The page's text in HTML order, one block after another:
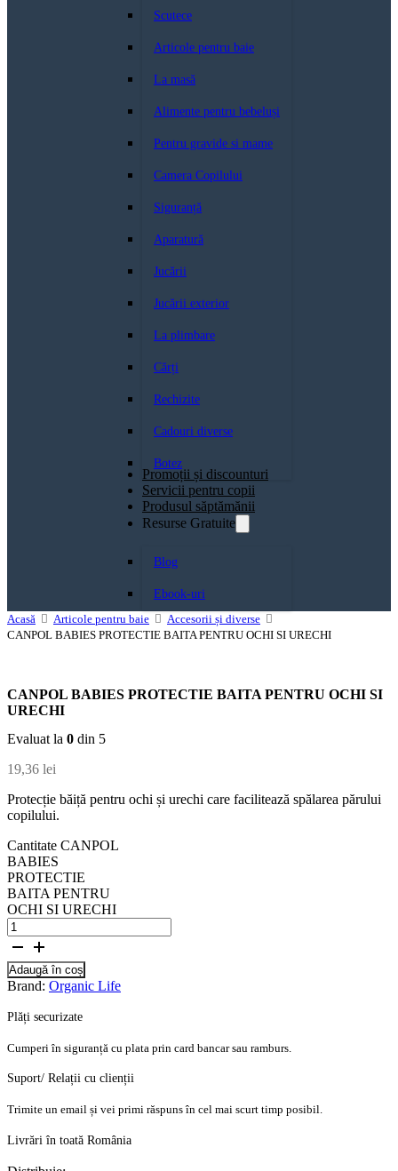
Scutece
Articole pentru baie
La masă
Alimente pentru bebeluși
Pentru gravide si mame
Camera Copilului
Siguranță
Aparatură
Jucării
Jucării exterior
La plimbare
Cărți
Rechizite
Cadouri diverse
Botez
Promoții și discounturi
Servicii pentru copii
Produsul săptămănii
Resurse Gratuite
Blog
Ebook-uri
Acasă
Articole pentru baie
Accesorii și diverse
CANPOL BABIES PROTECTIE BAITA PENTRU OCHI SI URECHI
CANPOL BABIES PROTECTIE BAITA PENTRU OCHI SI
URECHI
Evaluat la 0 din 5
19,36 lei
Protecție băiță pentru ochi și urechi care facilitează spălarea părului
copilului.
Cantitate CANPOL
BABIES
PROTECTIE
BAITA PENTRU
OCHI SI URECHI
Adaugă în coș
Brand: Organic Life
Plăți securizate
Cumperi în siguranță cu plata prin card bancar sau ramburs.
Suport/ Relații cu clienții
Trimite un email și vei primi răspuns în cel mai scurt timp posibil.
Livrări în toată România